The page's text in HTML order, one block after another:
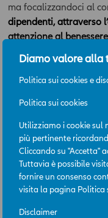
Diamo valore alla
Politica sui cookies e
Politica sui cookies
Utilizziamo i cookie sul
più pertinente
Cliccando su "Accetta"
Tuttavia è possibile
fornire un consenso
visita la pagina Politica
Disclaimer
ma focalizzandoci al
dipendenti, attraverso
attenzione al
agevolare il lavoro da
infrastruttura
anche tavoli e sedie,
In questo momento
dell’epidemia e delle
indicazioni del Governo
dopo questi anni,il
probabilmente
immaginato in
Concetti molto sentiti